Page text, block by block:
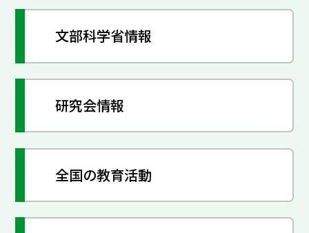
文部科学省情報
研究会情報
全国の教育活動